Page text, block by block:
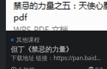
其他课程
但丁《禁忌的力量》
下载地址 链接：https://pan.baidu.
com/s/1XS0o2kw...